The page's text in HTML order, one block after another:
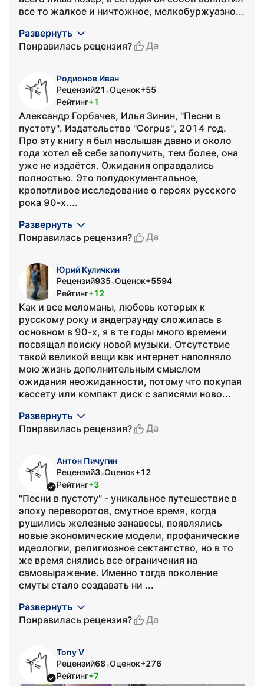
все то жалкое и ничтожное, мелкобуржуазно...
Развернуть
Понравилась рецензия?
Да
Родионов Иван
Рецензий21 •Оценок+55
Рейтинг+1
Александр Горбачев, Илья Зинин, "Песни в
пустоту". Издательство "Corpus", 2014 год.
Про эту книгу я был наслышан давно и около
года хотел её себе заполучить, тем более, она
уже не издаётся. Ожидания оправдались
полностью. Это полудокументальное,
кропотливое исследование о героях русского
рока 90-х....
Развернуть
Понравилась рецензия?
Да
Юрий Куличкин
Рецензий935•Оценок+5594
Рейтинг+12
Как и все меломаны, любовь которых к
русскому року и андеграунду сложилась в
основном в 90-х, я в те годы много времени
посвящал поиску новой музыки. Отсутствие
такой великой вещи как интернет наполняло
мою жизнь дополнительным смыслом
ожидания неожиданности, потому что покупая
кассету или компакт диск с записями ново...
Развернуть
Понравилась рецензия?
Да
Антон Пичугин
Рецензий3•Оценок+12
Рейтинг+3
"Песни в пустоту" - уникальное путешествие в
эпоху переворотов, смутное время, когда
рушились железные занавесы, появлялись
новые экономические модели, профанические
идеологии, религиозное сектантство, но в то
же время снялись все ограничения на
самовыражение. Именно тогда поколение
смуты стало создавать ни ...
Развернуть
Понравилась рецензия?
Да
Tony V
Рецензий68•Оценок+276
Рейтинг+7